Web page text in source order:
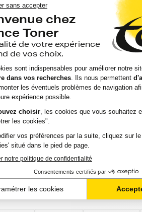
Magenta
(rouge)
Capacité
400
pages
FranceToner
- JAUNE - Format